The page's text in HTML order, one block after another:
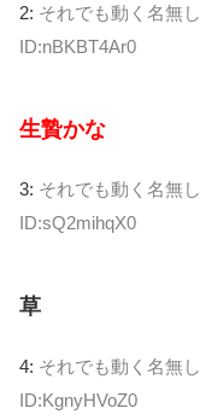
2: それでも動く名無し
ID:nBKBT4Ar0
生贄かな
3: それでも動く名無し
ID:sQ2mihqX0
草
4: それでも動く名無し
ID:KgnyHVoZ0